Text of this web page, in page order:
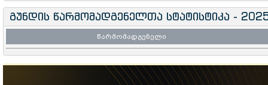
გუნდის წარმომადგენელთა სტატისტიკა -
წარმომადგენელი